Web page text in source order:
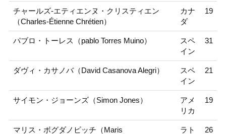
チャールズ-エティエンヌ・クリスティエン
（Charles-Étienne Chrétien）
カナ
ダ
19
パブロ・トーレス（pablo Torres Muino）
スペ
イン
31
ダヴィ・カサノバ（David Casanova Alegri）
スペ
イン
21
サイモン・ジョーンズ（Simon Jones）
アメ
リカ
19
マリス・ボグダノビッチ（Maris ラト 26